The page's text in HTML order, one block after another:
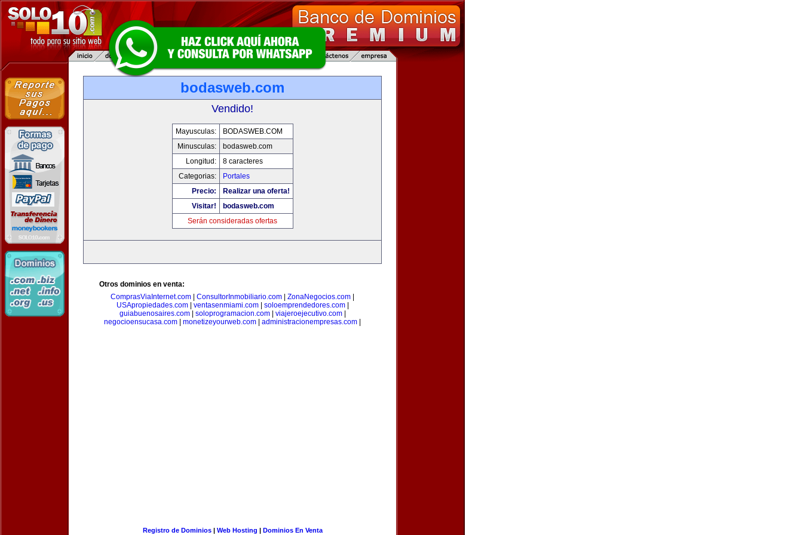
bodasweb.com
Vendido!
Mayusculas:
BODASWEB.COM
Minusculas:
bodasweb.com
Longitud:
8 caracteres
Categorias:
Portales
Precio:
Realizar una oferta!
Visitar!
bodasweb.com
Serán consideradas ofertas
Otros dominios en venta:
ComprasViaInternet.com
ConsultorInmobiliario.com ZonaNegocios.com
USApropiedades.com| ventasenmiami.com| soloemprendedores.com|
guiabuenosaires.com| soloprogramacion.com| viajeroejecutivo.com|
negocioensucasa.com
monetizeyourweb.com administracionempresas.com
Registro de Dominios| Web Hosting | Dominios En Venta